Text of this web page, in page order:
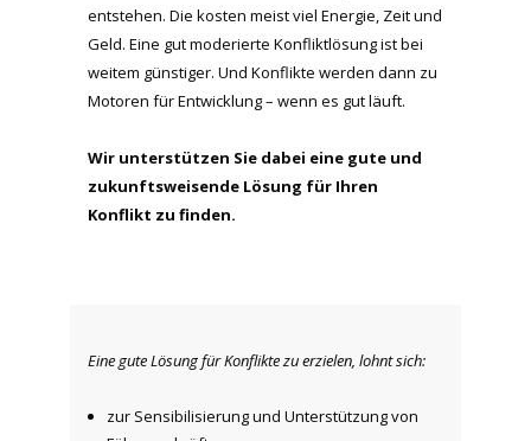
entstehen. Die kosten meist viel Energie, Zeit und
Geld. Eine gut moderierte Konfliktlösung ist bei
weitem günstiger. Und Konflikte werden dann zu
Motoren für Entwicklung – wenn es gut läuft.
Wir unterstützen Sie dabei eine gute und
zukunftsweisende Lösung für Ihren
Konflikt zu finden.
Eine gute Lösung für Konflikte zu erzielen, lohnt sich:
zur Sensibilisierung und Unterstützung von